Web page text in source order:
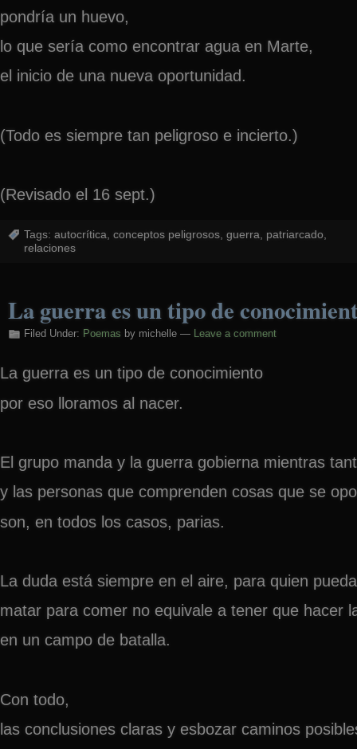
pondría un huevo,
lo que sería como encontrar agua en Marte,
el inicio de una nueva oportunidad.
(Todo es siempre tan peligroso e incierto.)
(Revisado el 16 sept.)
Tags: autocrítica conceptos peligrosos guerra patriarcado
relaciones
La guerra es un tipo de
Filed Under: Poemas by michelle — Leave a comment
La guerra es un tipo de conocimiento
por eso lloramos al nacer.
El grupo manda y la guerra gobierna mientras
y las personas que comprenden cosas que se
son, en todos los casos, parias.
La duda está siempre en el aire, para quien
matar para comer no equivale a tener que hacer
en un campo de batalla.
Con todo,
las conclusiones claras y esbozar caminos